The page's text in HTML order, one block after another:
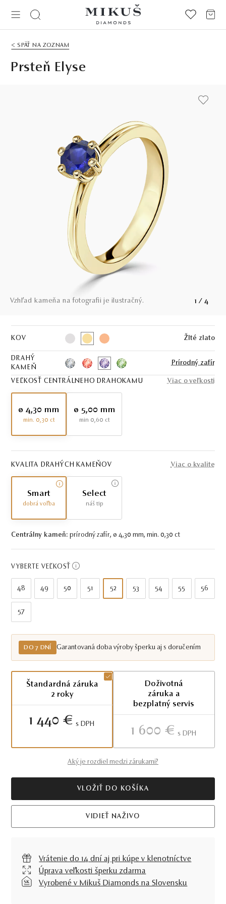
< SPÄŤ NA ZOZNAM
Prsteň Elyse
Vzhľad kameňa na fotografii je ilustračný. 1 / 4
KOV Žlté zlato
DRAHÝ
KAMEŇ
Prírodný zafír
VEĽKOSŤ CENTRÁLNEHO DRAHOKAMU Viac o veľkosti
ø 4,30 mm
min. 0,30 ct
ø 5,00 mm
min 0,60 ct
KVALITA DRAHÝCH KAMEŇOV Viac o kvalite
Smart
dobrá voľba
Select
náš tip
Centrálny kameň: prírodný zafír, ø 4,30 mm, min. 0,30 ct
VYBERTE VEĽKOSŤ
48 49 50 51 52 53 54 55 56
57
DO 7 DNÍ Garantovaná doba výroby šperku aj s doručením
Štandardná záruka
2 roky
1 440 € S DPH
Doživotná
záruka a
bezplatný servis
1 600 € S DPH
Aký je rozdiel medzi zárukami?
VLOŽIŤ DO KOŠÍKA
VIDIEŤ NAŽIVO
Vrátenie do 14 dní aj pri kúpe v klenotníctve
Úprava veľkosti šperku zdarma
Vyrobené v Mikuš Diamonds na Slovensku